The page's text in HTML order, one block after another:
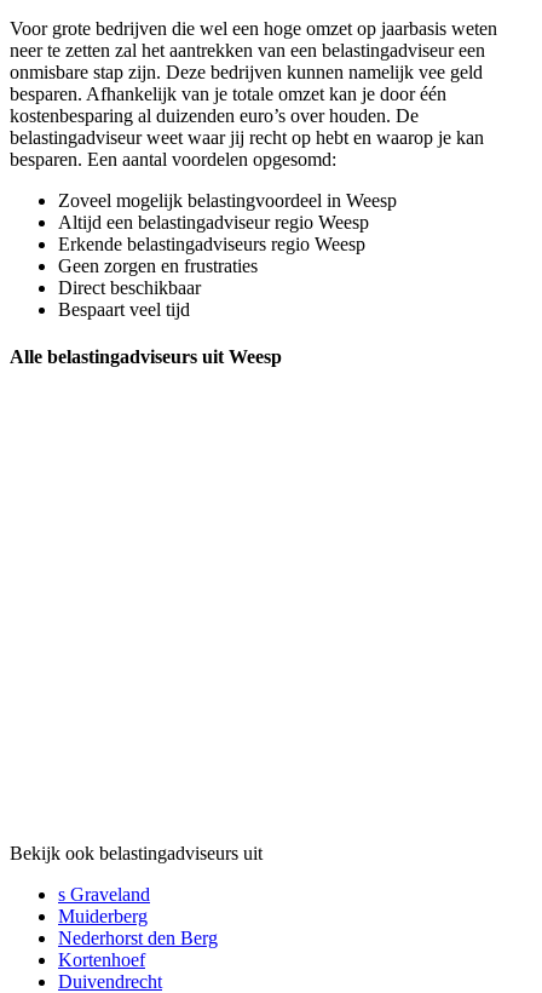
Voor grote bedrijven die wel een hoge omzet op jaarbasis weten
neer te zetten zal het aantrekken van een belastingadviseur een
onmisbare stap zijn. Deze bedrijven kunnen namelijk vee geld
besparen. Afhankelijk van je totale omzet kan je door één
kostenbesparing al duizenden euro’s over houden. De
belastingadviseur weet waar jij recht op hebt en waarop je kan
besparen. Een aantal voordelen opgesomd:
Zoveel mogelijk belastingvoordeel in Weesp
Altijd een belastingadviseur regio Weesp
Erkende belastingadviseurs regio Weesp
Geen zorgen en frustraties
Direct beschikbaar
Bespaart veel tijd
Alle belastingadviseurs uit Weesp
Bekijk ook belastingadviseurs uit
s Graveland
Muiderberg
Nederhorst den Berg
Kortenhoef
Duivendrecht